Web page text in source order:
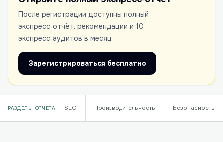
После регистрации доступны полный
экспресс‑отчёт, рекомендации и 10
экспресс‑аудитов в месяц.
Зарегистрироваться бесплатно
РАЗДЕЛЫ ОТЧЁТА SEO Производительность Безопасность